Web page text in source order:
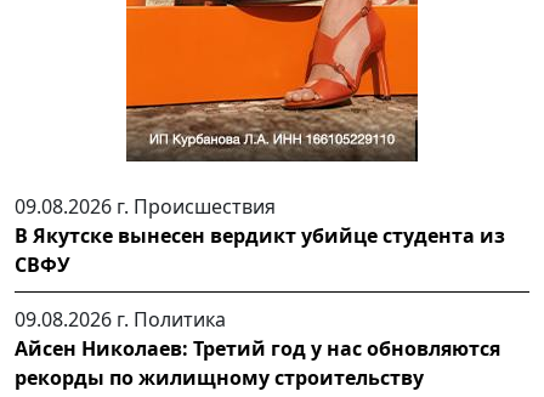
09.08.2026 г. Происшествия
В Якутске вынесен вердикт убийце студента из
СВФУ
09.08.2026 г. Политика
Айсен Николаев: Третий год у нас обновляются
рекорды по жилищному строительству